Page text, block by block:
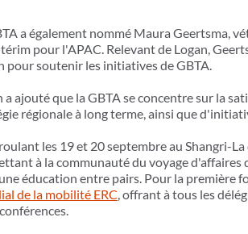
a également nommé Maura Geertsma,
pour l'APAC. Relevant de Logan,
pour soutenir les initiatives de GBTA.
a ajouté que la GBTA se concentre sur la
régionale à long terme, ainsi que
les 19 et 20 septembre au Shangri-
à la communauté du voyage
éducation entre pairs. Pour la première
de la mobilité ERC, offrant à tous les